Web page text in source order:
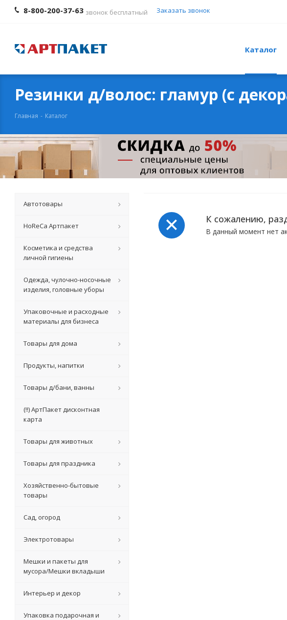
8-800-200-37-63 звонок бесплатный Заказать звонок
Каталог
Резинки д/волос: гламур (c
Главная - Каталог
К сожалению,
В данный момент нет
Автотовары
HoReCa Артпакет
Косметика и средства
личной гигиены
Одежда, чулочно-носочные
изделия, головные уборы
Упаковочные и расходные
материалы для бизнеса
Товары для дома
Продукты, напитки
Товары д/бани, ванны
(!!) АртПакет дисконтная
карта
Товары для животных
Товары для праздника
Хозяйственно-бытовые
товары
Сад, огород
Электротовары
Мешки и пакеты для
мусора/Мешки вкладыши
Интерьер и декор
Упаковка подарочная и